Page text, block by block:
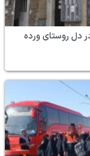
دل روستای ورده